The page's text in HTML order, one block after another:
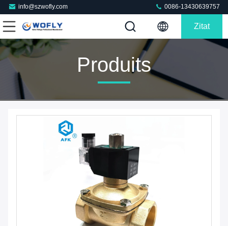
info@szwofly.com 0086-13430639757
Zitat
Produits